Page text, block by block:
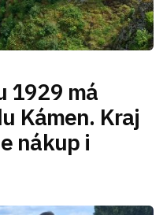
1929 má
Kámen. Kraj
nákup i